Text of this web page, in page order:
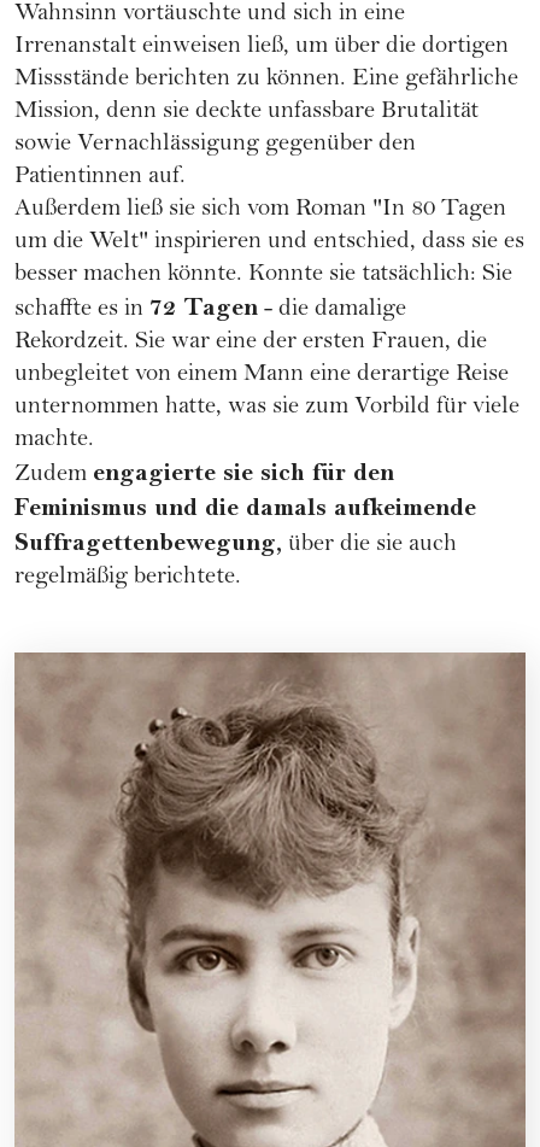
Wahnsinn vortäuschte und sich in eine
Irrenanstalt einweisen ließ, um über die dortigen
Missstände berichten zu können. Eine gefährliche
Mission, denn sie deckte unfassbare Brutalität
sowie Vernachlässigung gegenüber den
Patientinnen auf.
Außerdem ließ sie sich vom Roman "In 80 Tagen
um die Welt" inspirieren und entschied, dass sie es
besser machen könnte. Konnte sie tatsächlich: Sie
schaffte es in 72 Tagen - die damalige
Rekordzeit. Sie war eine der ersten Frauen, die
unbegleitet von einem Mann eine derartige Reise
unternommen hatte, was sie zum Vorbild für viele
machte.
Zudem engagierte sie sich für den
Feminismus und die damals aufkeimende
Suffragettenbewegung, über die sie auch
regelmäßig berichtete.